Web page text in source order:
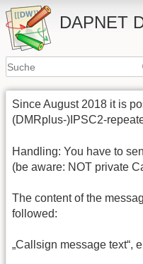
DAPNET
Since August 2018 it is
(DMRplus-)IPSC2-
Handling: You have to
(be aware: NOT private
The content of the
followed:
„Callsign message text“,